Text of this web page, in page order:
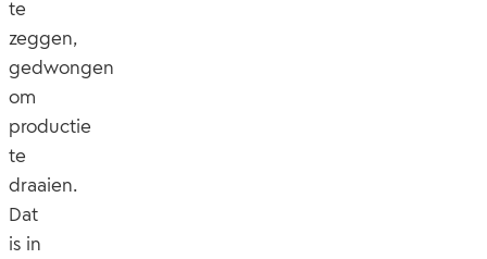
te
zeggen,
gedwongen
om
productie
te
draaien.
Dat
is in